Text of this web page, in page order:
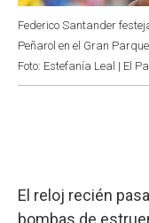
Federico Santander
Peñarol en el Gran
Foto: Estefanía Leal | El
El reloj recién
bombas de